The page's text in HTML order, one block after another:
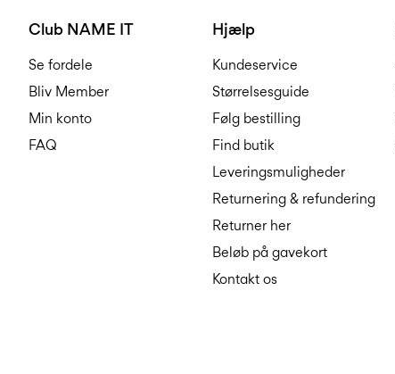
Club NAME IT
Se fordele
Bliv Member
Min konto
FAQ
Hjælp
Kundeservice
Størrelsesguide
Følg bestilling
Find butik
Leveringsmuligheder
Returnering & refundering
Returner her
Beløb på gavekort
Kontakt os